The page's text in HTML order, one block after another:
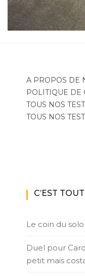
A PROPOS DE
POLITIQUE DE
TOUS NOS
TOUS NOS
C’EST
Le coin du
Duel pour
petit mais